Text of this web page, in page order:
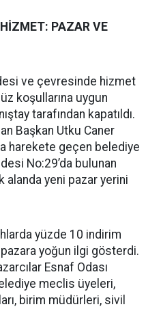
HİZMET: PAZAR VE
ve çevresinde hizmet
koşullarına uygun
tarafından kapatıldı.
Başkan Utku Caner
harekete geçen belediye
No:29’da bulunan
alanda yeni pazar yerini
yüzde 10 indirim
yoğun ilgi gösterdi.
Esnaf Odası
meclis üyeleri,
birim müdürleri, sivil